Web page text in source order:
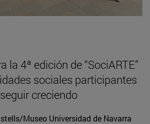
la 4ª edición de “SociARTE”
sociales participantes
creciendo
Museo Universidad de Navarra